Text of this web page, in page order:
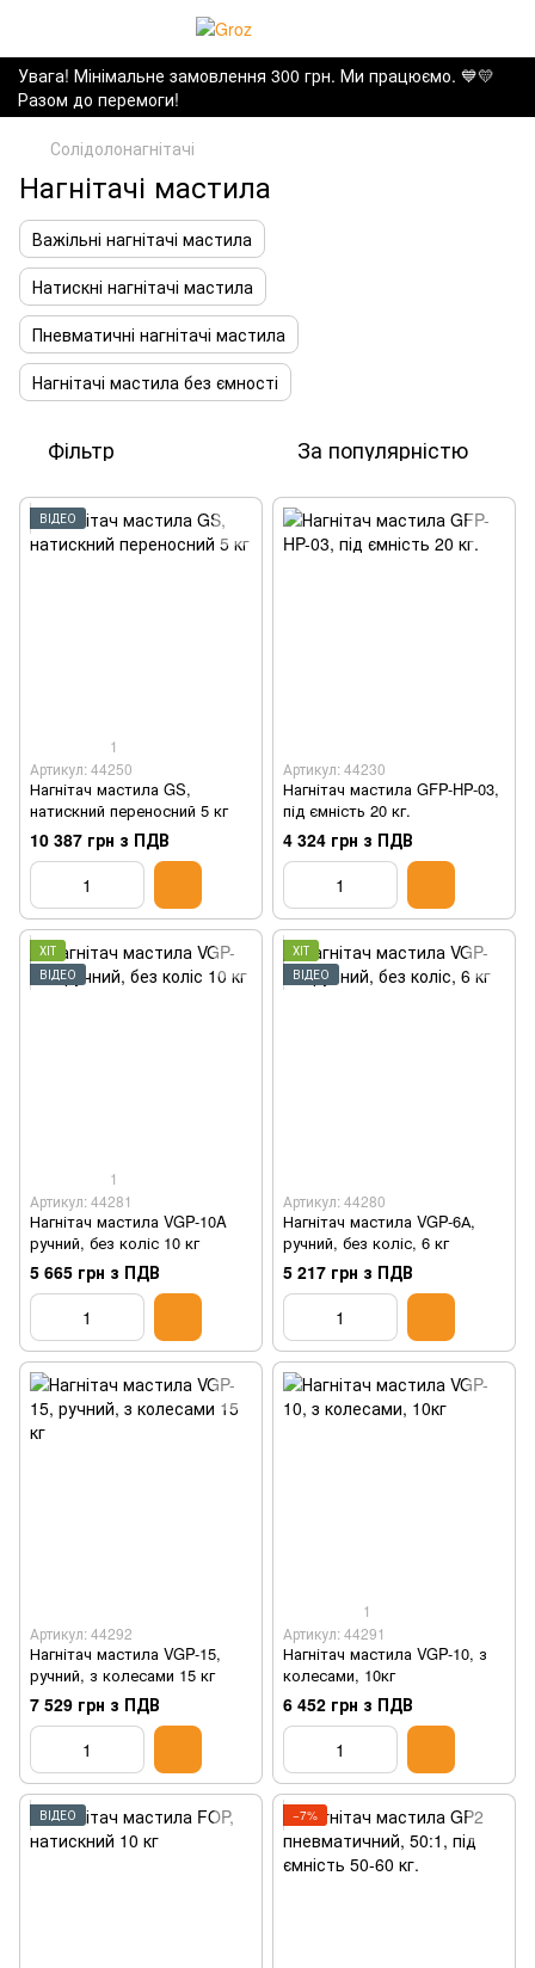
Увага! Мінімальне замовлення 300 грн. Ми працюємо. ​💙💛
Разом до перемоги!
Солідолонагнітачі
Нагнітачі мастила
Важільні нагнітачі мастила
Натискні нагнітачі мастила
Пневматичні нагнітачі мастила
Нагнітачі мастила без ємності
Фільтр За популярністю
ВІДЕО
1
Артикул: 44250
Нагнітач мастила GS,
натискний переносний 5 кг
10 387 грн з ПДВ
Артикул: 44230
Нагнітач мастила GFP-HP-03,
під ємність 20 кг.
4 324 грн з ПДВ
ХІТ
ВІДЕО
1
Артикул: 44281
Нагнітач мастила VGP-10A
ручний, без коліс 10 кг
5 665 грн з ПДВ
ХІТ
ВІДЕО
Артикул: 44280
Нагнітач мастила VGP-6А,
ручний, без коліс, 6 кг
5 217 грн з ПДВ
Артикул: 44292
Нагнітач мастила VGP-15,
ручний, з колесами 15 кг
7 529 грн з ПДВ
1
Артикул: 44291
Нагнітач мастила VGP-10, з
колесами, 10кг
6 452 грн з ПДВ
ВІДЕО −7%